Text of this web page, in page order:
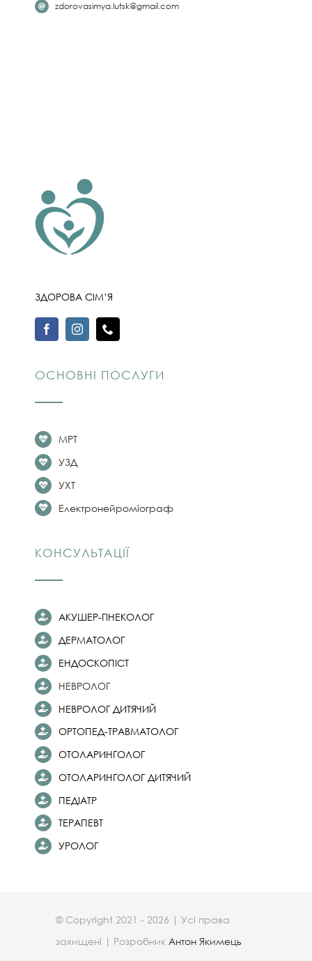
ЗДОРОВА СІМ’Я
zdorovasimya.lutsk@gmail.com
ОСНОВНІ ПОСЛУГИ
МРТ
УЗД
УХТ
Електронейроміограф
КОНСУЛЬТАЦІЇ
АКУШЕР-ГІНЕКОЛОГ
ДЕРМАТОЛОГ
ЕНДОСКОПІСТ
НЕВРОЛОГ
НЕВРОЛОГ ДИТЯЧИЙ
ОРТОПЕД-ТРАВМАТОЛОГ
ОТОЛАРИНГОЛОГ
ОТОЛАРИНГОЛОГ ДИТЯЧИЙ
ПЕДІАТР
ТЕРАПЕВТ
УРОЛОГ
© Copyright 2021 - 2026 | Усі права
захищені | Розробник Антон Якимець